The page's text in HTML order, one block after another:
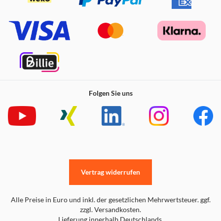
Folgen Sie uns
Alle Preise in Euro und inkl. der gesetzlichen Mehrwertsteuer. ggf.
zzgl. Versandkosten.
Lieferung innerhalb Deutschlands.
Vertrag widerrufen